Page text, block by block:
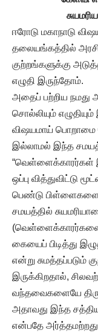
ஈரோடு மகாநாடு
தலையங்கத்தில்
குற்றங்களுக்கு
எழுதி இருந்தோம்.
அதைப் பற்றிய நமது
சொல்லியும்
விஷயமாய் பொறாமை
இல்லாமல் இந்த
“வெள்ளைக்காரர்கள்
ஒப்பு வித்துவிட்டு
பெண்டு
சமயத்தில்
கையைப் பிடித்து
என்று சுமத்தப்படும்
இருக்கிறதால்,
வந்தவைகளையே
அதாவது இந்த
என்பதே